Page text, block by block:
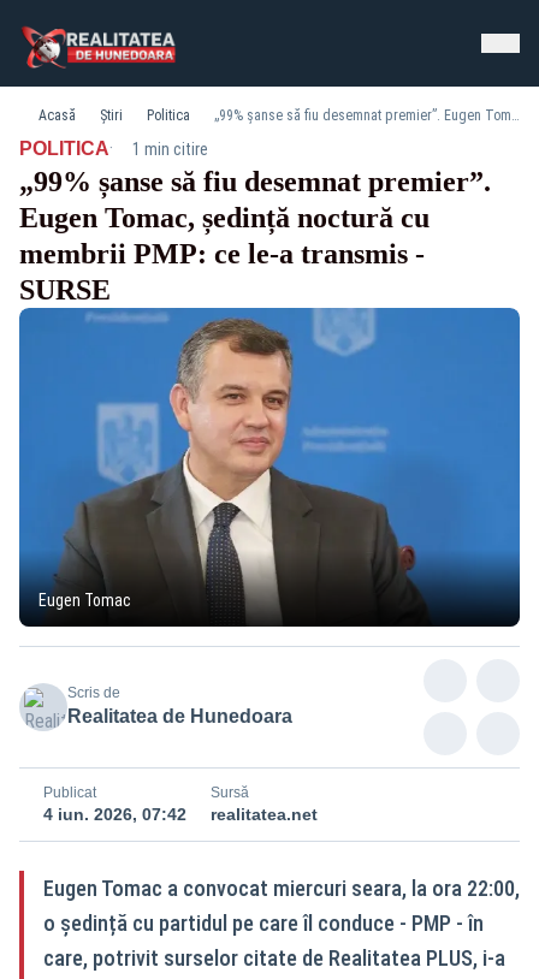
Acasă Știri Politica „99% șanse să fiu desemnat premier”. Eugen Tomac, ședință noctură cu membrii PMP: ce le-a transmis - SURSE
POLITICA· 1 min citire
„99% șanse să fiu desemnat premier”.
Eugen Tomac, ședință noctură cu
membrii PMP: ce le-a transmis -
SURSE
Eugen Tomac
Scris de
Realitatea de Hunedoara
Publicat
4 iun. 2026, 07:42
Sursă
realitatea.net
Eugen Tomac a convocat miercuri seara, la ora 22:00,
o ședință cu partidul pe care îl conduce - PMP - în
care, potrivit surselor citate de Realitatea PLUS, i-a